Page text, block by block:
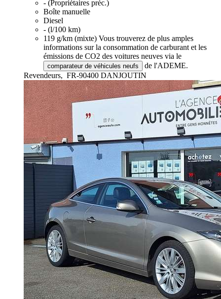
- (Propriétaires préc.)
Boîte manuelle
Diesel
- (l/100 km)
119 g/km (mixte) Vous trouverez de plus amples
informations sur la consommation de carburant et les
émissions de CO2 des voitures neuves via le
comparateur de véhicules neufs
de l'ADEME.
Revendeurs, FR-90400 DANJOUTIN